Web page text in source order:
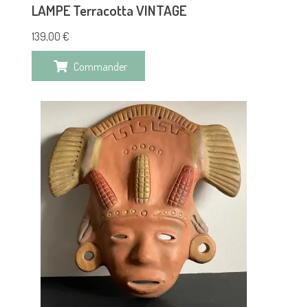
LAMPE Terracotta VINTAGE
139,00 €
Commander